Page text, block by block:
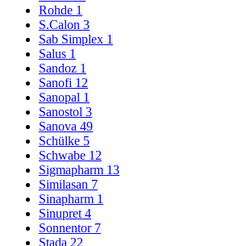
Rohde 1
S.Calon 3
Sab Simplex 1
Salus 1
Sandoz 1
Sanofi 12
Sanopal 1
Sanostol 3
Sanova 49
Schülke 5
Schwabe 12
Sigmapharm 13
Similasan 7
Sinapharm 1
Sinupret 4
Sonnentor 7
Stada 22